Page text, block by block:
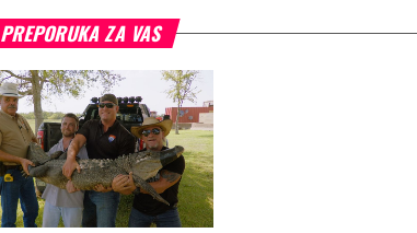
PREPORUKA ZA VAS